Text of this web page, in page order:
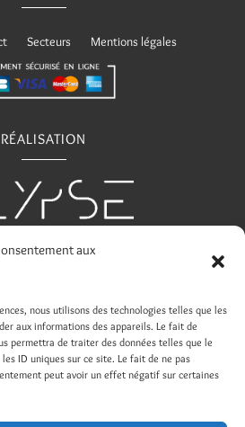
aux
nous utilisons des technologies telles que les
aux informations des appareils. Le fait de
permettra de traiter des données telles que le
ID uniques sur ce site. Le fait de ne pas
peut avoir un effet négatif sur certaines
Secteurs Mentions légales
RÉALISATION
|Tarifs 2026|Conditions de
|Brochure|Conditions
locations